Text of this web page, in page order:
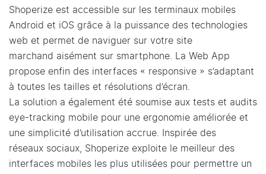
Shoperize est accessible sur les terminaux mobiles
Android et iOS grâce à la puissance des technologies
web et permet de naviguer sur votre site
marchand aisément sur smartphone. La Web App
propose enfin des interfaces « responsive » s’adaptant
à toutes les tailles et résolutions d’écran.
La solution a également été soumise aux tests et audits
eye-tracking mobile pour une ergonomie améliorée et
une simplicité d’utilisation accrue. Inspirée des
réseaux sociaux, Shoperize exploite le meilleur des
interfaces mobiles les plus utilisées pour permettre un